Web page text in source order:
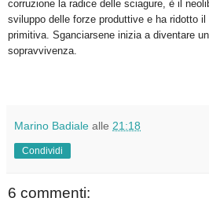
corruzione la radice delle sciagure, è il
sviluppo delle forze produttive e ha ridotto il
primitiva. Sganciarsene inizia a diventare
sopravvivenza.
Marino Badiale alle 21:18
Condividi
6 commenti: